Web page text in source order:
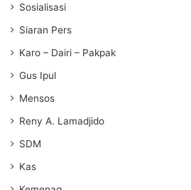
Sosialisasi
Siaran Pers
Karo – Dairi – Pakpak
Gus Ipul
Mensos
Reny A. Lamadjido
SDM
Kas